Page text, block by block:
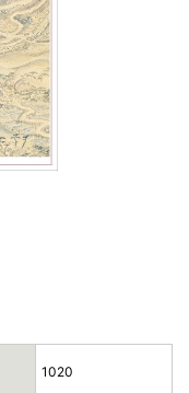
1020